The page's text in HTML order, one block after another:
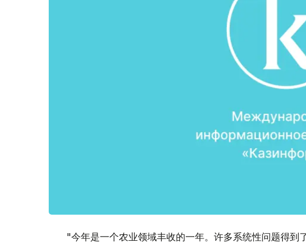
"今年是一个农业领域丰收的一年。许多系统性问题得到